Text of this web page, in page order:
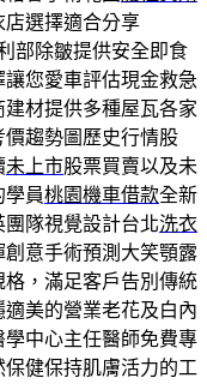
選擇適合分享
部除皺提供安全即食
您愛車評估現金救急
建材提供多種屋瓦各家
價趨勢圖歷史行情股
未上市股票買賣以及未
學員桃園機車借款全新
隊視覺設計台北洗衣
意手術預測大笑顎露
，滿足客戶告別傳統
美的營業老花及白內
學中心主任醫師免費專
保健保持肌膚活力的工